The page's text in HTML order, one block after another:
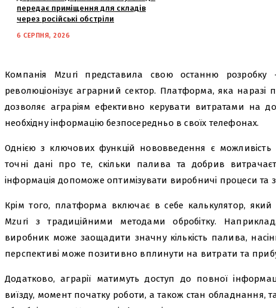
передає приміщення для складів
через російські обстріли
6 СЕРПНЯ, 2026
Компанія Mzuri представила свою останню розробку
революціонізує аграрний сектор. Платформа, яка наразі
дозволяє аграріям ефективно керувати витратами на
необхідну інформацію безпосередньо в своїх телефонах.
Однією з ключових функцій нововведення є можливість
точні дані про те, скільки палива та добрив
інформація допоможе оптимізувати виробничі процеси та
Крім того, платформа включає в себе калькулятор, який
Mzuri з традиційними методами обробітку.
виробник може заощадити значну кількість палива,
перспективі може позитивно вплинути на витрати та
Додатково, аграрії матимуть доступ до повної
виїзду, момент початку роботи, а також стан обладнання,